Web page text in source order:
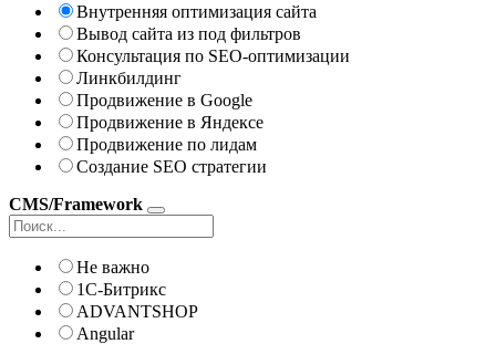
Внутренняя оптимизация сайта
Вывод сайта из под фильтров
Консультация по SEO-оптимизации
Линкбилдинг
Продвижение в Google
Продвижение в Яндексе
Продвижение по лидам
Создание SEO стратегии
CMS/Framework
Не важно
1С-Битрикс
ADVANTSHOP
Angular